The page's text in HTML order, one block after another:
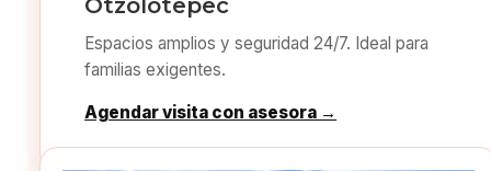
Espacios amplios y seguridad 24/7. Ideal para
familias exigentes.
Agendar visita con asesora →